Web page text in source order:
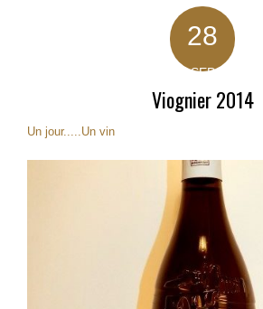
28
SEP
Viognier 2014
Un jour.....Un vin